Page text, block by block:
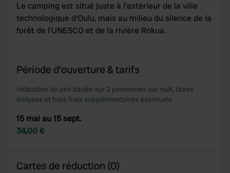
Le camping est situé juste à l'extérieur de la ville
technologique d'Oulu, mais au milieu du silence de la
forêt de l'UNESCO et de la rivière Rokua.
Période d'ouverture & tarifs
Indication de prix basée sur 2 personnes par nuit, taxes
incluses et hors frais supplémentaires éventuels.
15 mai au 15 sept.
34,00 €
Cartes de réduction (0)